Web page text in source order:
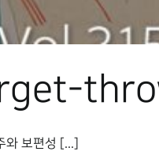
보편성 [...]